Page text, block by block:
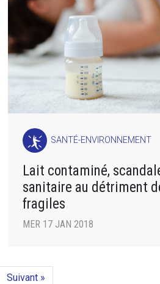
SANTÉ-ENVIRONNEMENT
Lait contaminé,
sanitaire au détriment
fragiles
MER 17 JAN 2018
Suivant »